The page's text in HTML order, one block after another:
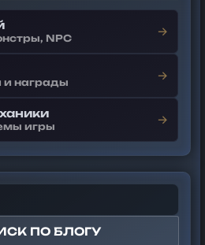
NPC →
и награды →
игры →
ПО БЛОГУ